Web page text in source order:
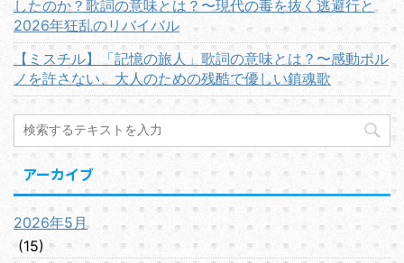
したのか？歌詞の意味とは？〜現代の毒を抜く逃避行と
2026年狂乱のリバイバル
【ミスチル】「記憶の旅人」歌詞の意味とは？〜感動ポル
ノを許さない、大人のための残酷で優しい鎮魂歌
アーカイブ
2026年5月
(15)